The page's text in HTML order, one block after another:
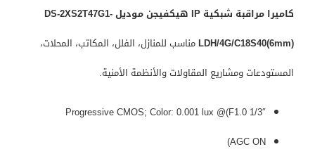
كاميرا مراقبة شبكية IP هيكفيجن موديل DS-2XS2T47G1-
LDH/4G/C18S40(6mm)مناسب للمنازل، الفلل، المكاتب، المحلات،
المستودعات ومشاريع المقاولات والأنظمة الأمنية.
1/3″ Progressive CMOS; Color: 0.001 lux @(F1.0
AGC ON)